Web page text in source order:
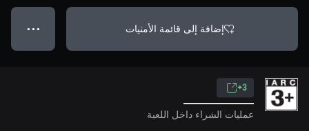
إضافة إلى قائمة الأمنيات ● ● ●
3+
عمليات الشراء داخل اللعبة